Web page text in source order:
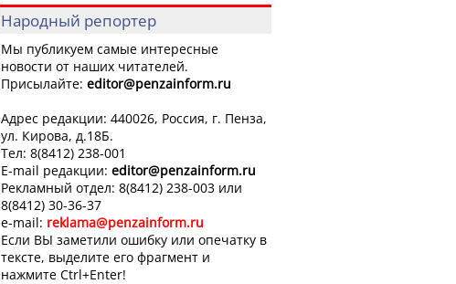
Народный репортер
Мы публикуем самые интересные
новости от наших читателей.
Присылайте: editor@penzainform.ru
Адрес редакции: 440026, Россия, г. Пенза,
ул. Кирова, д.18Б.
Тел: 8(8412) 238-001
E-mail редакции: editor@penzainform.ru
Рекламный отдел: 8(8412) 238-003 или
8(8412) 30-36-37
e-mail: reklama@penzainform.ru
Если ВЫ заметили ошибку или опечатку в
тексте, выделите его фрагмент и
нажмите Ctrl+Enter!